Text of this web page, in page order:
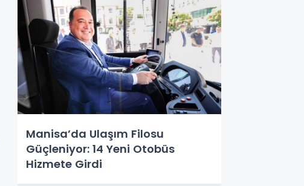
Manisa’da Ulaşım Filosu
Güçleniyor: 14 Yeni Otobüs
Hizmete Girdi